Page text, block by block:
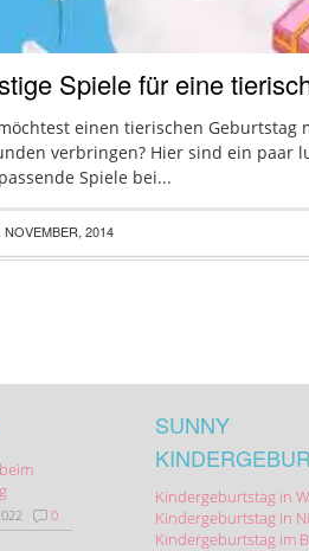
Spiele für eine
einen tierischen Geburtstag
verbringen? Hier sind ein paar
Spiele bei...
NOVEMBER, 2014
0
SUNNY
Kindergeburtstag in
Kindergeburtstag in
Kindergeburtstag im